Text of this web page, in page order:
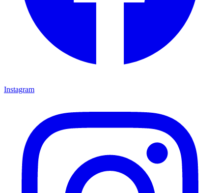
Instagram